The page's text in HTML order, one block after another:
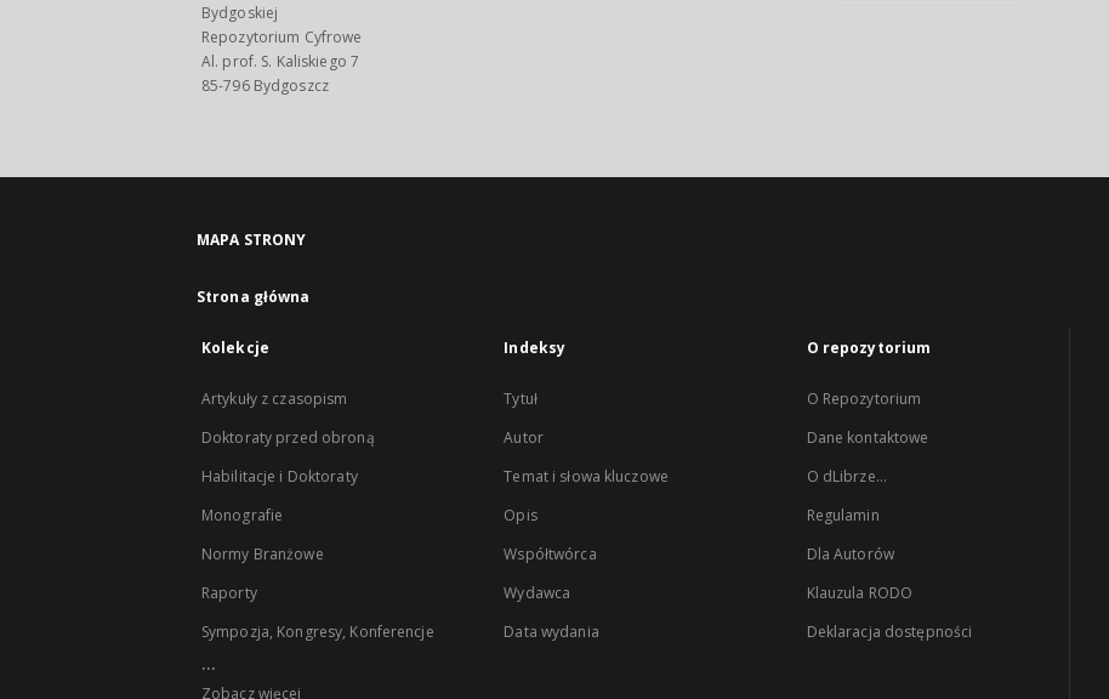
Bydgoskiej
Repozytorium Cyfrowe
Al. prof. S. Kaliskiego 7
85-796 Bydgoszcz
MAPA STRONY
Strona główna
Kolekcje
Artykuły z czasopism
Doktoraty przed obroną
Habilitacje i Doktoraty
Monografie
Normy Branżowe
Raporty
Sympozja, Kongresy, Konferencje
...
Zobacz więcej
Indeksy
Tytuł
Autor
Temat i słowa kluczowe
Opis
Współtwórca
Wydawca
Data wydania
O repozytorium
O Repozytorium
Dane kontaktowe
O dLibrze...
Regulamin
Dla Autorów
Klauzula RODO
Deklaracja dostępności